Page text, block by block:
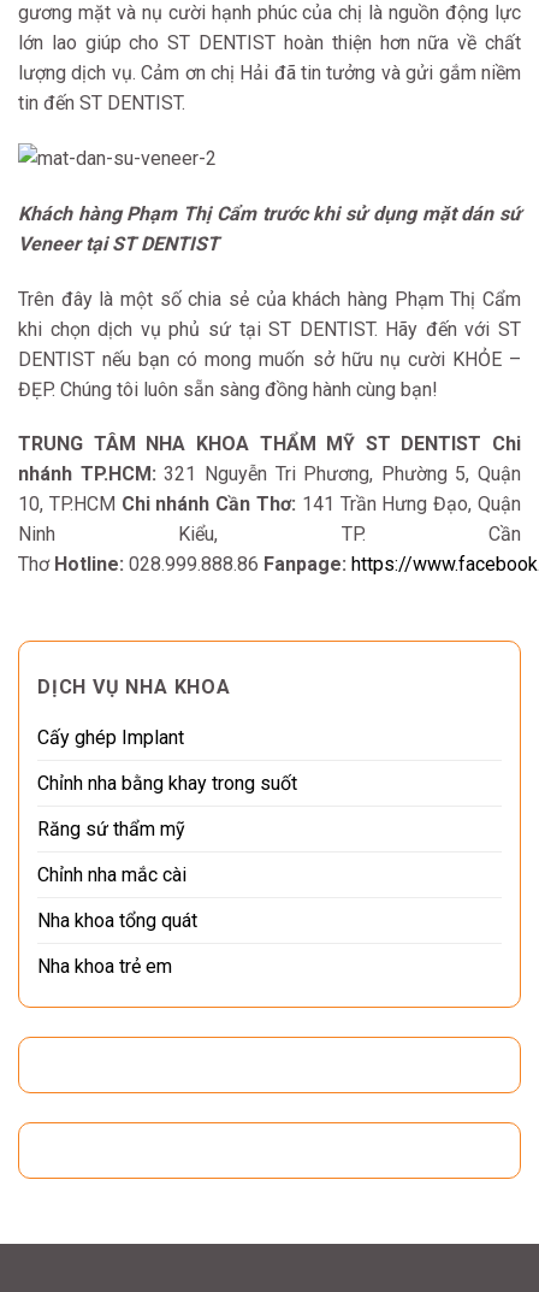
gương mặt và nụ cười hạnh phúc của chị là nguồn động lực
lớn lao giúp cho ST DENTIST hoàn thiện hơn nữa về chất
lượng dịch vụ. Cảm ơn chị Hải đã tin tưởng và gửi gắm niềm
tin đến ST DENTIST.
Khách hàng Phạm Thị Cẩm trước khi sử dụng mặt dán sứ
Veneer tại ST DENTIST
Trên đây là một số chia sẻ của khách hàng Phạm Thị Cẩm
khi chọn dịch vụ phủ sứ tại ST DENTIST. Hãy đến với ST
DENTIST nếu bạn có mong muốn sở hữu nụ cười KHỎE –
ĐẸP. Chúng tôi luôn sẵn sàng đồng hành cùng bạn!
TRUNG TÂM NHA KHOA THẨM MỸ ST DENTIST Chi
nhánh TP.HCM: 321 Nguyễn Tri Phương, Phường 5, Quận
10, TP.HCM Chi nhánh Cần Thơ: 141 Trần Hưng Đạo, Quận
Ninh Kiểu, TP. Cần
Thơ Hotline: 028.999.888.86 Fanpage: https://
DỊCH VỤ NHA KHOA
Cấy ghép Implant
Chỉnh nha bằng khay trong suốt
Răng sứ thẩm mỹ
Chỉnh nha mắc cài
Nha khoa tổng quát
Nha khoa trẻ em